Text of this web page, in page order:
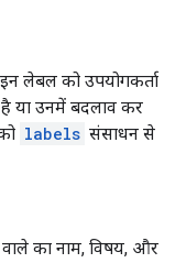
लेबल को उपयोगकर्ता
या उनमें बदलाव कर
labels संसाधन से
का नाम, विषय, और